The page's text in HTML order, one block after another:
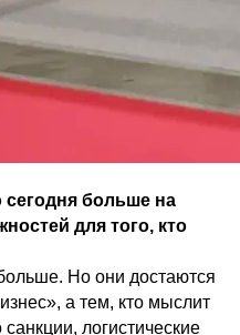
больше на
для того, кто
Но они достаются
а тем, кто мыслит
логистические